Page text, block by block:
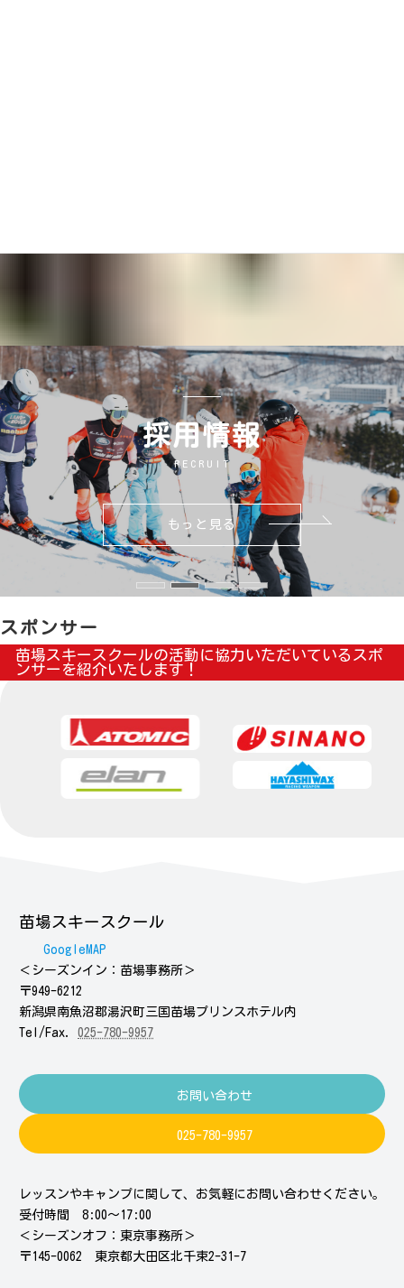
採用情報
RECRUIT
もっと見る
採用情報
RECRUIT
もっと見る
採用情報
RECRUIT
もっと見る
もっと見る
スポンサー
苗場スキースクールの活動に協力いただいているスポ
ンサーを紹介いたします ！
苗場スキースクール
GoogleMAP
＜シーズンイン：苗場事務所＞
〒949-6212
新潟県南魚沼郡湯沢町三国苗場プリンスホテル内
Tel/Fax. 025-780-9957
お問い合わせ
025-780-9957
レッスンやキャンプに関して、お気軽にお問い合わせください。
受付時間 8:00～17:00
＜シーズンオフ：東京事務所＞
〒145-0062 東京都大田区北千束2-31-7